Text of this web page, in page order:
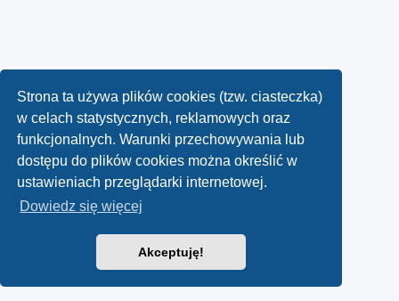
Strona ta używa plików cookies (tzw. ciasteczka)
w celach statystycznych, reklamowych oraz
funkcjonalnych. Warunki przechowywania lub
dostępu do plików cookies można określić w
ustawieniach przeglądarki internetowej.
Dowiedz się więcej
Akceptuję!